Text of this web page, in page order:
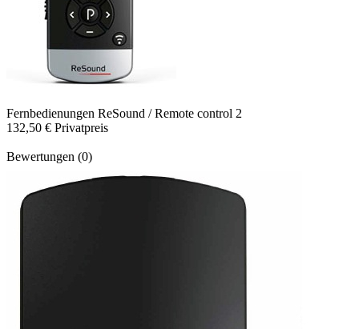
Fernbedienungen ReSound / Remote control 2
132,50 € Privatpreis
Bewertungen (0)